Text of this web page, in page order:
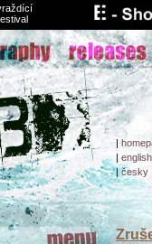
|
| english
|česky